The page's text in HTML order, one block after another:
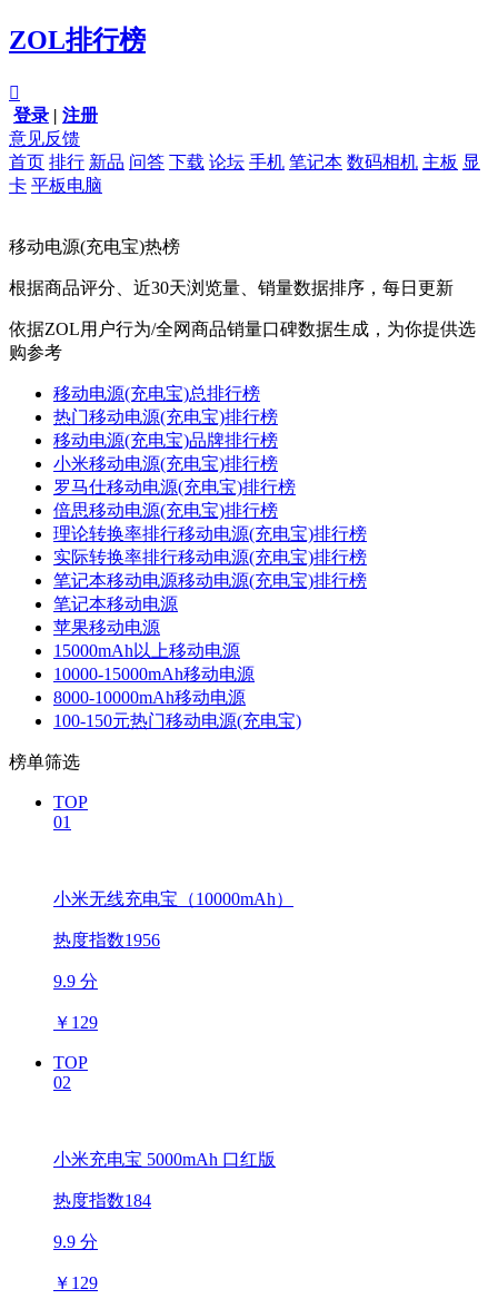
ZOL排行榜

登录 | 注册
意见反馈
首页 排行 新品 问答 下载 论坛 手机 笔记本 数码相机 主板 显
卡 平板电脑
移动电源(充电宝)热榜
根据商品评分、近30天浏览量、销量数据排序，每日更新
依据ZOL用户行为/全网商品销量口碑数据生成，为你提供选
购参考
移动电源(充电宝)总排行榜
热门移动电源(充电宝)排行榜
移动电源(充电宝)品牌排行榜
小米移动电源(充电宝)排行榜
罗马仕移动电源(充电宝)排行榜
倍思移动电源(充电宝)排行榜
理论转换率排行移动电源(充电宝)排行榜
实际转换率排行移动电源(充电宝)排行榜
笔记本移动电源移动电源(充电宝)排行榜
笔记本移动电源
苹果移动电源
15000mAh以上移动电源
10000-15000mAh移动电源
8000-10000mAh移动电源
100-150元热门移动电源(充电宝)
榜单筛选
TOP
01
小米无线充电宝（10000mAh）
热度指数1956
9.9 分
￥ 129
TOP
02
小米充电宝 5000mAh 口红版
热度指数184
9.9 分
￥ 129